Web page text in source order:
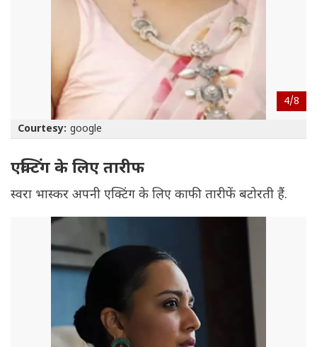
4/8
Courtesy: google
एक्टिंग के लिए तारीफ
स्वरा भास्कर अपनी एक्टिंग के लिए काफी तारीफें बटोरती हैं.